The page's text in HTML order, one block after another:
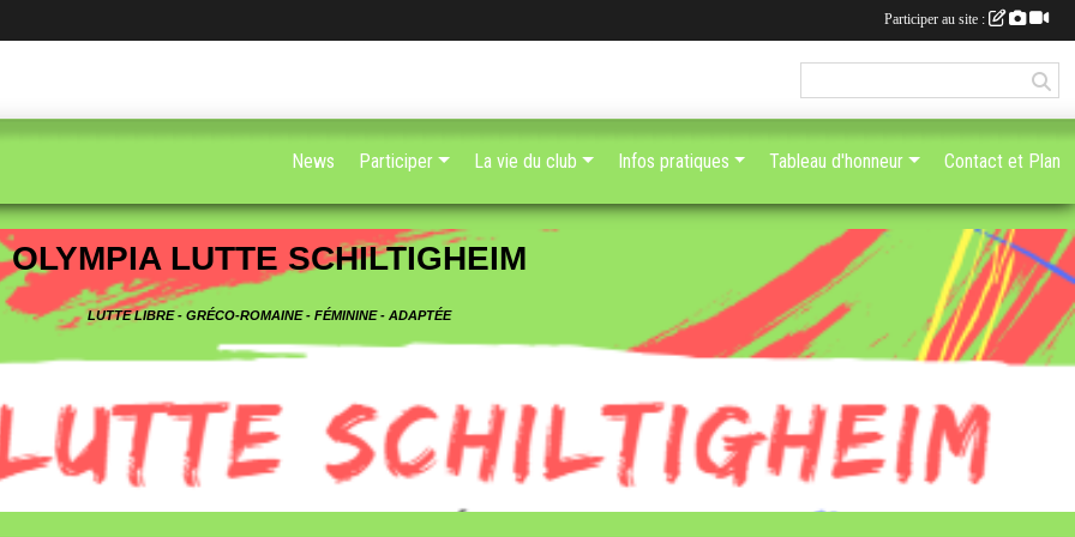
OLYMPIA LUTTE SCHILTIGHEIM
LUTTE LIBRE - GRÉCO-ROMAINE - FÉMININE - ADAPTÉE
News Participer La vie du club Infos pratiques Tableau d'honneur Contact et Plan
Participer au site :